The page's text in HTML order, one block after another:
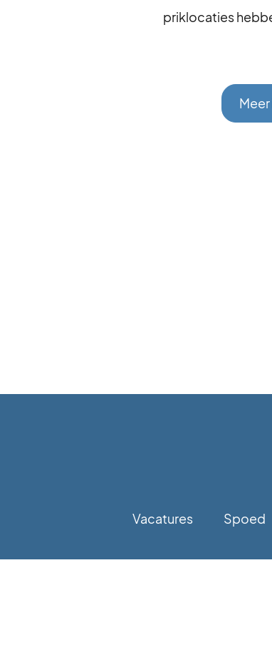
priklocaties
Vacatures Spoed